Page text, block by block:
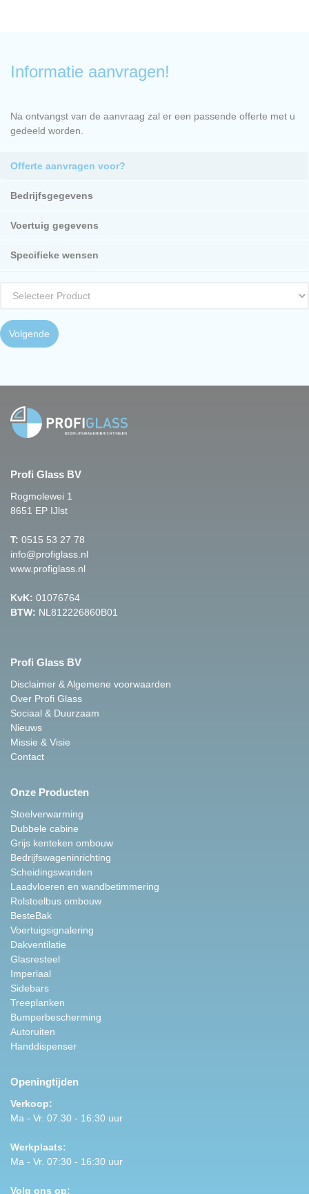
Informatie aanvragen!
Na ontvangst van de aanvraag zal er een passende offerte met u
gedeeld worden.
Offerte aanvragen voor?
Bedrijfsgegevens
Voertuig gegevens
Specifieke wensen
Volgende
Profi Glass BV
Rogmolewei 1
8651 EP IJlst
T: 0515 53 27 78
info@profiglass.nl
www.profiglass.nl
KvK: 01076764
BTW: NL812226860B01
Profi Glass BV
Disclaimer & Algemene voorwaarden
Over Profi Glass
Sociaal & Duurzaam
Nieuws
Missie & Visie
Contact
Onze Producten
Stoelverwarming
Dubbele cabine
Grijs kenteken ombouw
Bedrijfswageninrichting
Scheidingswanden
Laadvloeren en wandbetimmering
Rolstoelbus ombouw
BesteBak
Voertuigsignalering
Dakventilatie
Glasresteel
Imperiaal
Sidebars
Treeplanken
Bumperbescherming
Autoruiten
Handdispenser
Openingtijden
Verkoop:
Ma - Vr. 07.30 - 16:30 uur
Werkplaats:
Ma - Vr. 07:30 - 16:30 uur
Volg ons op: